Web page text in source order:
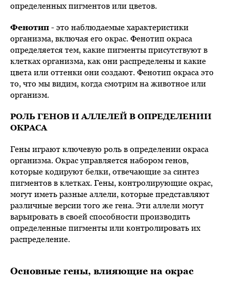
определенных пигментов или цветов.
Фенотип - это наблюдаемые характеристики
организма, включая его окрас. Фенотип окраса
определяется тем, какие пигменты присутствуют в
клетках организма, как они распределены и какие
цвета или оттенки они создают. Фенотип окраса это
то, что мы видим, когда смотрим на животное или
организм.
РОЛЬ ГЕНОВ И АЛЛЕЛЕЙ В ОПРЕДЕЛЕНИИ
ОКРАСА
Гены играют ключевую роль в определении окраса
организма. Окрас управляется набором генов,
которые кодируют белки, отвечающие за синтез
пигментов в клетках. Гены, контролирующие окрас,
могут иметь разные аллели, которые представляют
различные версии того же гена. Эти аллели могут
варьировать в своей способности производить
определенные пигменты или контролировать их
распределение.
Основные гены, влияющие на окрас